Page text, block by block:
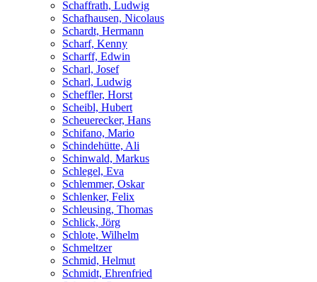
Schaffrath, Ludwig
Schafhausen, Nicolaus
Schardt, Hermann
Scharf, Kenny
Scharff, Edwin
Scharl, Josef
Scharl, Ludwig
Scheffler, Horst
Scheibl, Hubert
Scheuerecker, Hans
Schifano, Mario
Schindehütte, Ali
Schinwald, Markus
Schlegel, Eva
Schlemmer, Oskar
Schlenker, Felix
Schleusing, Thomas
Schlick, Jörg
Schlote, Wilhelm
Schmeltzer
Schmid, Helmut
Schmidt, Ehrenfried